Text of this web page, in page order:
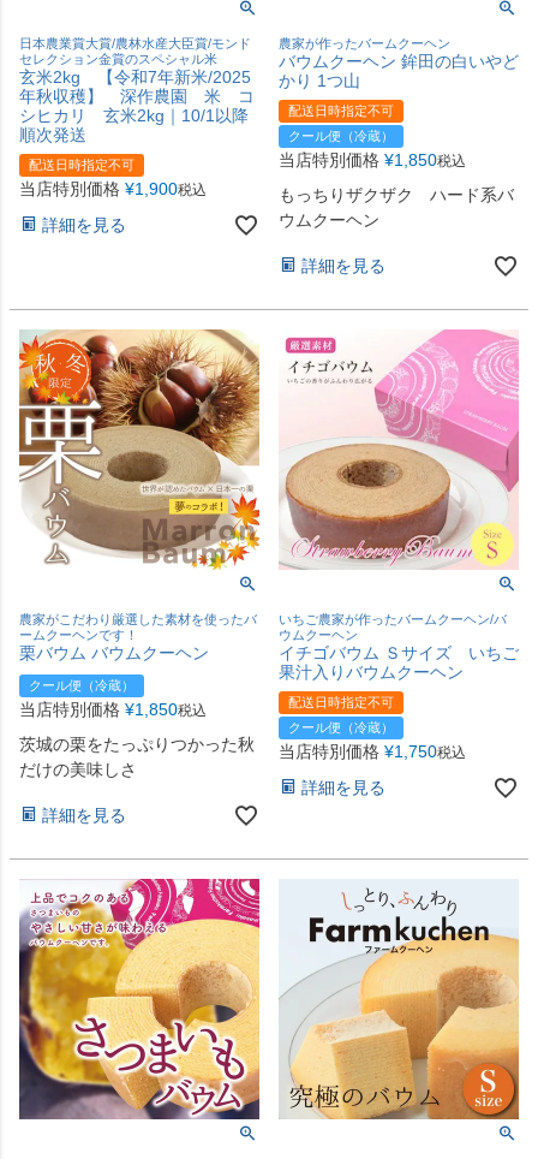
日本農業賞大賞/農林水産大臣賞/モンド
セレクション金賞のスペシャル米
玄米2kg 【令和7年新米/2025
年秋収穫】 深作農園 米 コ
シヒカリ 玄米2kg｜10/1以降
順次発送
配送日時指定不可
当店特別価格 ¥1,900税込
詳細を見る
農家が作ったバームクーヘン
バウムクーヘン 鉾田の白いやど
かり 1つ山
配送日時指定不可
クール便（冷蔵）
当店特別価格 ¥1,850税込
もっちりザクザク ハード系バ
ウムクーヘン
詳細を見る
農家がこだわり厳選した素材を使ったバ
ームクーヘンです！
栗バウム バウムクーヘン
クール便（冷蔵）
当店特別価格 ¥1,850税込
茨城の栗をたっぷりつかった秋
だけの美味しさ
詳細を見る
いちご農家が作ったバームクーヘン/バ
ウムクーヘン
イチゴバウム Ｓサイズ いちご
果汁入りバウムクーヘン
配送日時指定不可
クール便（冷蔵）
当店特別価格 ¥1,750税込
詳細を見る